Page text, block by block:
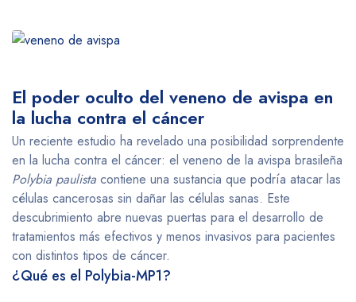
El poder oculto del veneno de avispa en
la lucha contra el cáncer
Un reciente estudio ha revelado una posibilidad sorprendente
en la lucha contra el cáncer: el veneno de la avispa brasileña
Polybia paulista contiene una sustancia que podría atacar las
células cancerosas sin dañar las células sanas. Este
descubrimiento abre nuevas puertas para el desarrollo de
tratamientos más efectivos y menos invasivos para pacientes
con distintos tipos de cáncer.
¿Qué es el Polybia-MP1?